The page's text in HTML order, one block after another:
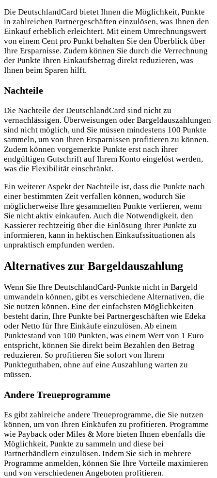
Die DeutschlandCard bietet Ihnen die Möglichkeit, Punkte
in zahlreichen Partnergeschäften einzulösen, was Ihnen den
Einkauf erheblich erleichtert. Mit einem Umrechnungswert
von einem Cent pro Punkt behalten Sie den Überblick über
Ihre Ersparnisse. Zudem können Sie durch die Verrechnung
der Punkte Ihren Einkaufsbetrag direkt reduzieren, was
Ihnen beim Sparen hilft.
Nachteile
Die Nachteile der DeutschlandCard sind nicht zu
vernachlässigen. Überweisungen oder Bargeldauszahlungen
sind nicht möglich, und Sie müssen mindestens 100 Punkte
sammeln, um von Ihren Ersparnissen profitieren zu können.
Zudem können vorgemerkte Punkte erst nach ihrer
endgültigen Gutschrift auf Ihrem Konto eingelöst werden,
was die Flexibilität einschränkt.
Ein weiterer Aspekt der Nachteile ist, dass die Punkte nach
einer bestimmten Zeit verfallen können, wodurch Sie
möglicherweise Ihre gesammelten Punkte verlieren, wenn
Sie nicht aktiv einkaufen. Auch die Notwendigkeit, den
Kassierer rechtzeitig über die Einlösung Ihrer Punkte zu
informieren, kann in hektischen Einkaufssituationen als
unpraktisch empfunden werden.
Alternatives zur Bargeldauszahlung
Wenn Sie Ihre DeutschlandCard-Punkte nicht in Bargeld
umwandeln können, gibt es verschiedene Alternativen, die
Sie nutzen können. Eine der einfachsten Möglichkeiten
besteht darin, Ihre Punkte bei Partnergeschäften wie Edeka
oder Netto für Ihre Einkäufe einzulösen. Ab einem
Punktestand von 100 Punkten, was einem Wert von 1 Euro
entspricht, können Sie direkt beim Bezahlen den Betrag
reduzieren. So profitieren Sie sofort von Ihrem
Punkteguthaben, ohne auf eine Auszahlung warten zu
müssen.
Andere Treueprogramme
Es gibt zahlreiche andere Treueprogramme, die Sie nutzen
können, um von Ihren Einkäufen zu profitieren. Programme
wie Payback oder Miles & More bieten Ihnen ebenfalls die
Möglichkeit, Punkte zu sammeln und diese bei
Partnerhändlern einzulösen. Indem Sie sich in mehrere
Programme anmelden, können Sie Ihre Vorteile maximieren
und von verschiedenen Angeboten profitieren.